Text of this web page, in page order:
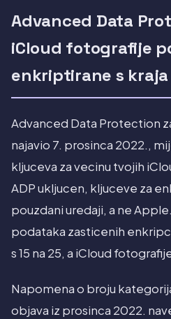
Advanced Data
iCloud fotografije
enkriptirane s
Advanced Data Protection
najavio 7. prosinca 2022.,
kljuceva za vecinu tvojih
ADP ukljucen, kljuceve za
pouzdani uredaji, a ne
podataka zasticenih
s 15 na 25, a iCloud
Napomena o broju
objava iz prosinca 2022.